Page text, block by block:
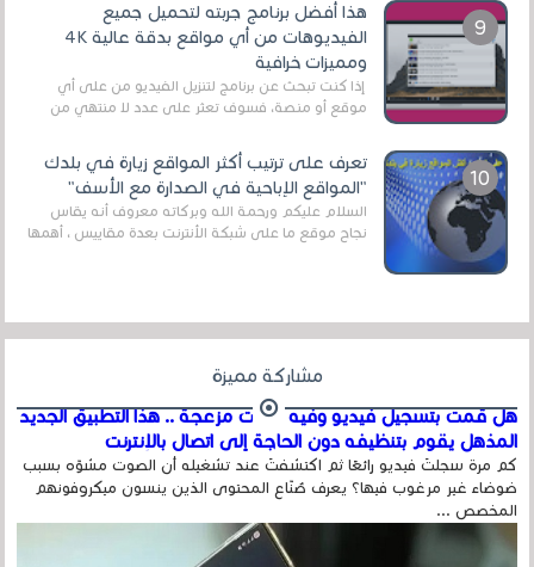
هذا أفضل برنامج جربته لتحميل جميع
الفيديوهات من أي مواقع بدقة عالية 4K
ومميزات خرافية
إذا كنت تبحث عن برنامج لتنزيل الفيديو من على أي
موقع أو منصة، فسوف تعثر على عدد لا منتهي من
تعرف على ترتيب أكثر المواقع زيارة في بلدك
"المواقع الإباحية في الصدارة مع الأسف"
السلام عليكم ورحمة الله وبركاته معروف أنه يقاس
نجاح موقع ما على شبكة الأنترنت بعدة مقاييس ، أهمها
مشاركة مميزة
هل قمت بتسجيل فيديو وفيه أصوت مزعجة .. هذا التطبيق الجديد
المذهل يقوم بتنظيفه دون الحاجة إلى اتصال بالإنترنت
كم مرة سجلتَ فيديو رائعًا ثم اكتشفتَ عند تشغيله أن الصوت مشوّه بسبب
ضوضاء غير مرغوب فيها؟ يعرف صُنّاع المحتوى الذين ينسون ميكروفونهم
المخصص ...